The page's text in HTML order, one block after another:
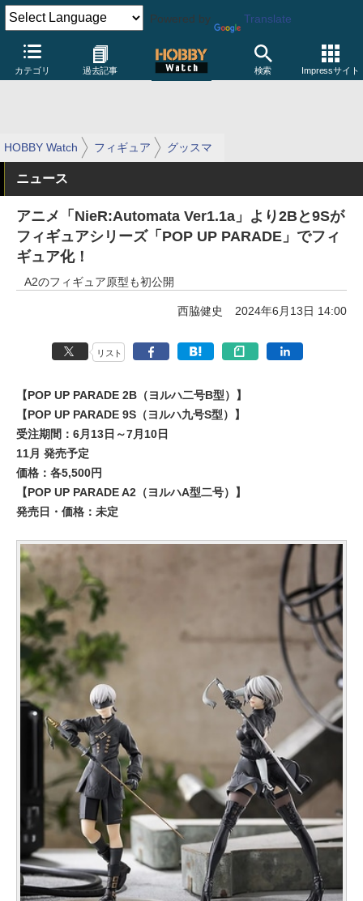
Powered by Translate
カテゴリ 過去記事 検索 Impressサイト
HOBBY Watch フィギュア グッスマ
ニュース
アニメ「NieR:Automata Ver1.1a」より2Bと9Sが
フィギュアシリーズ「POP UP PARADE」でフィ
ギュア化！
A2のフィギュア原型も初公開
西脇健史 2024年6月13日 14:00
リスト
【POP UP PARADE 2B（ヨルハ二号B型）】
【POP UP PARADE 9S（ヨルハ九号S型）】
受注期間：6月13日～7月10日
11月 発売予定
価格：各5,500円
【POP UP PARADE A2（ヨルハA型二号）】
発売日・価格：未定